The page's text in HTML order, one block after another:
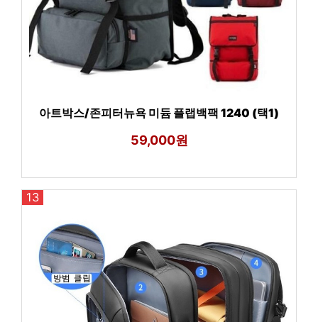
아트박스/존피터뉴욕 미듐 플랩백팩 1240 (택1)
59,000원
13